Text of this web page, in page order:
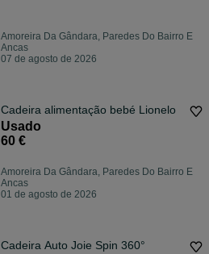
Amoreira Da Gândara, Paredes Do Bairro E
Ancas
07 de agosto de 2026
Cadeira alimentação bebé Lionelo
Usado
60 €
Amoreira Da Gândara, Paredes Do Bairro E
Ancas
01 de agosto de 2026
Cadeira Auto Joie Spin 360°